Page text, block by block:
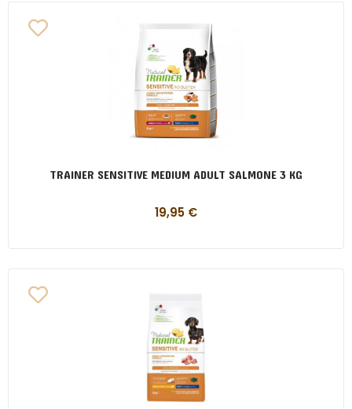
TRAINER SENSITIVE MEDIUM ADULT SALMONE 3 KG
19,95 €